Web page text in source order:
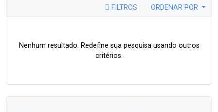
FILTROS ORDENAR POR
Nenhum resultado. Redefine sua pesquisa usando outros
critérios.